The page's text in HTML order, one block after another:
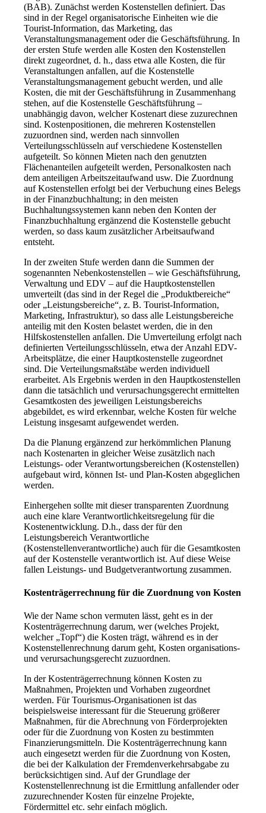
(BAB). Zunächst werden Kostenstellen definiert. Das
sind in der Regel organisatorische Einheiten wie die
Tourist-Information, das Marketing, das
Veranstaltungsmanagement oder die Geschäftsführung. In
der ersten Stufe werden alle Kosten den Kostenstellen
direkt zugeordnet, d. h., dass etwa alle Kosten, die für
Veranstaltungen anfallen, auf die Kostenstelle
Veranstaltungsmanagement gebucht werden, und alle
Kosten, die mit der Geschäftsführung in Zusammenhang
stehen, auf die Kostenstelle Geschäftsführung –
unabhängig davon, welcher Kostenart diese zuzurechnen
sind. Kostenpositionen, die mehreren Kostenstellen
zuzuordnen sind, werden nach sinnvollen
Verteilungsschlüsseln auf verschiedene Kostenstellen
aufgeteilt. So können Mieten nach den genutzten
Flächenanteilen aufgeteilt werden, Personalkosten nach
dem anteiligen Arbeitszeitaufwand usw. Die Zuordnung
auf Kostenstellen erfolgt bei der Verbuchung eines Belegs
in der Finanzbuchhaltung; in den meisten
Buchhaltungssystemen kann neben den Konten der
Finanzbuchhaltung ergänzend die Kostenstelle gebucht
werden, so dass kaum zusätzlicher Arbeitsaufwand
entsteht.
In der zweiten Stufe werden dann die Summen der
sogenannten Nebenkostenstellen – wie Geschäftsführung,
Verwaltung und EDV – auf die Hauptkostenstellen
umverteilt (das sind in der Regel die „Produktbereiche“
oder „Leistungsbereiche“, z. B. Tourist-Information,
Marketing, Infrastruktur), so dass alle Leistungsbereiche
anteilig mit den Kosten belastet werden, die in den
Hilfskostenstellen anfallen. Die Umverteilung erfolgt nach
definierten Verteilungsschlüsseln, etwa der Anzahl EDV-
Arbeitsplätze, die einer Hauptkostenstelle zugeordnet
sind. Die Verteilungsmaßstäbe werden individuell
erarbeitet. Als Ergebnis werden in den Hauptkostenstellen
dann die tatsächlich und verursachungsgerecht ermittelten
Gesamtkosten des jeweiligen Leistungsbereichs
abgebildet, es wird erkennbar, welche Kosten für welche
Leistung insgesamt aufgewendet werden.
Da die Planung ergänzend zur herkömmlichen Planung
nach Kostenarten in gleicher Weise zusätzlich nach
Leistungs- oder Verantwortungsbereichen (Kostenstellen)
aufgebaut wird, können Ist- und Plan-Kosten abgeglichen
werden.
Einhergehen sollte mit dieser transparenten Zuordnung
auch eine klare Verantwortlichkeitsregelung für die
Kostenentwicklung. D.h., dass der für den
Leistungsbereich Verantwortliche
(Kostenstellenverantwortliche) auch für die Gesamtkosten
auf der Kostenstelle verantwortlich ist. Auf diese Weise
fallen Leistungs- und Budgetverantwortung zusammen.
Kostenträgerrechnung für die Zuordnung von Kosten
Wie der Name schon vermuten lässt, geht es in der
Kostenträgerrechnung darum, wer (welches Projekt,
welcher „Topf“) die Kosten trägt, während es in der
Kostenstellenrechnung darum geht, Kosten organisations-
und verursachungsgerecht zuzuordnen.
In der Kostenträgerrechnung können Kosten zu
Maßnahmen, Projekten und Vorhaben zugeordnet
werden. Für Tourismus-Organisationen ist das
beispielsweise interessant für die Steuerung größerer
Maßnahmen, für die Abrechnung von Förderprojekten
oder für die Zuordnung von Kosten zu bestimmten
Finanzierungsmitteln. Die Kostenträgerrechnung kann
auch eingesetzt werden für die Zuordnung von Kosten,
die bei der Kalkulation der Fremdenverkehrsabgabe zu
berücksichtigen sind. Auf der Grundlage der
Kostenstellenrechnung ist die Ermittlung anfallender oder
zuzurechnender Kosten für einzelne Projekte,
Fördermittel etc. sehr einfach möglich.